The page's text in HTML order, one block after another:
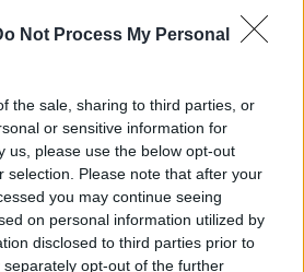
Not Process My Personal
the sale, sharing to third parties, or
or sensitive information for
us, please use the below opt-out
selection. Please note that after your
you may continue seeing
on personal information utilized by
disclosed to third parties prior to
opt-out of the further
sulla febbre Frasi sulle preghiere
umana.
una direzione, i ricordi in